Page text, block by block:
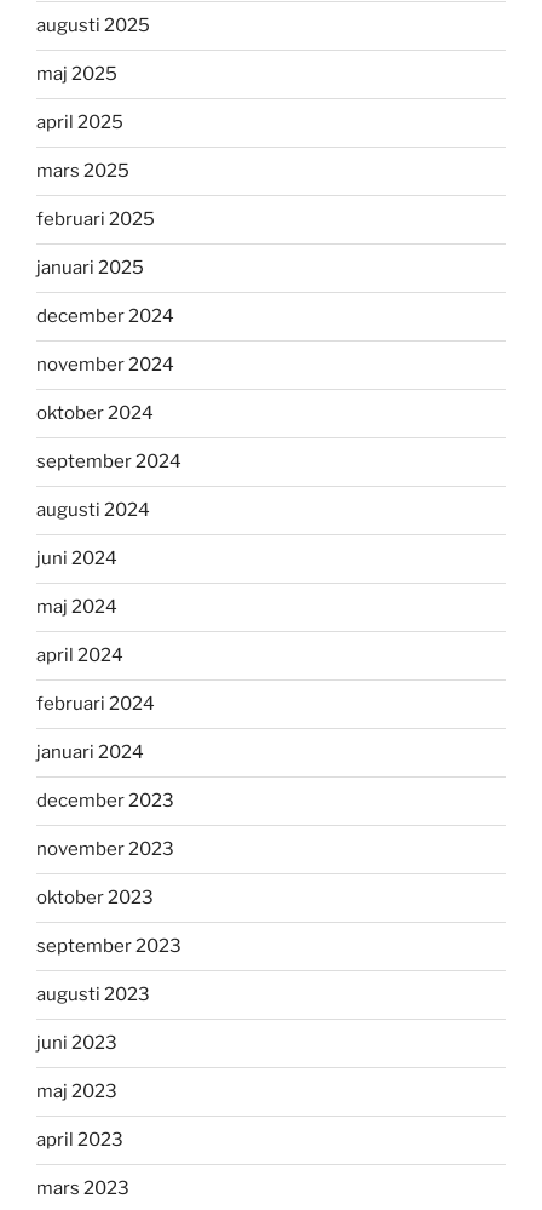
augusti 2025
maj 2025
april 2025
mars 2025
februari 2025
januari 2025
december 2024
november 2024
oktober 2024
september 2024
augusti 2024
juni 2024
maj 2024
april 2024
februari 2024
januari 2024
december 2023
november 2023
oktober 2023
september 2023
augusti 2023
juni 2023
maj 2023
april 2023
mars 2023